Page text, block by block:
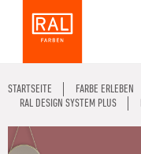
STARTSEITE FARBE ERLEBEN
RAL DESIGN SYSTEM PLUS